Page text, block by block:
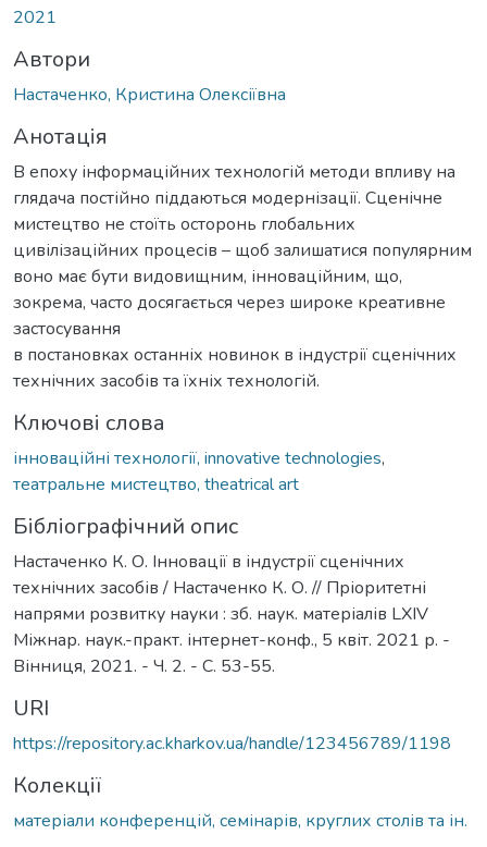
2021
Автори
Настаченко, Кристина Олексіївна
Анотація
В епоху інформаційних технологій методи впливу на
глядача постійно піддаються модернізації. Сценічне
мистецтво не стоїть осторонь глобальних
цивілізаційних процесів – щоб залишатися популярним
воно має бути видовищним, інноваційним, що,
зокрема, часто досягається через широке креативне
застосування
в постановках останніх новинок в індустрії сценічних
технічних засобів та їхніх технологій.
Ключові слова
інноваційні технології, innovative technologies,
театральне мистецтво, theatrical art
Бібліографічний опис
Настаченко К. О. Інновації в індустрії сценічних
технічних засобів / Настаченко К. О. // Пріоритетні
напрями розвитку науки : зб. наук. матеріалів LXІV
Міжнар. наук.-практ. інтернет-конф., 5 квіт. 2021 р. -
Вінниця, 2021. - Ч. 2. - C. 53-55.
URI
https://repository.ac.kharkov.ua/handle/123456789/1198
Колекції
матеріали конференцій, семінарів, круглих столів та ін.